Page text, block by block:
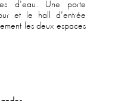
d'eau. Une porte
et le hall d'entrée
les deux espaces